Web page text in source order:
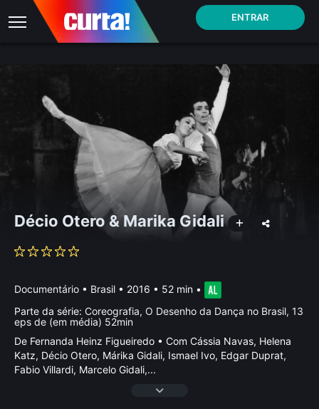
ENTRAR
Décio Otero & Marika Gidali
Documentário • Brasil • 2016 • 52 min •
Parte da série: Coreografia, O Desenho da Dança no Brasil, 13
eps de (em média) 52min
De Fernanda Heinz Figueiredo • Com Cássia Navas, Helena
Katz, Décio Otero, Márika Gidali, Ismael Ivo, Edgar Duprat,
Fabio Villardi, Marcelo Gidali,...